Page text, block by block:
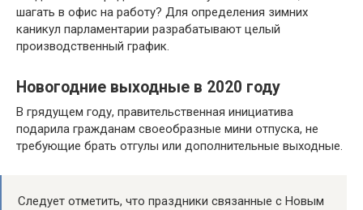
шагать в офис на работу? Для определения зимних
каникул парламентарии разрабатывают целый
производственный график.
Новогодние выходные в 2020 году
В грядущем году, правительственная инициатива
подарила гражданам своеобразные мини отпуска, не
требующие брать отгулы или дополнительные выходные.
Следует отметить, что праздники связанные с Новым